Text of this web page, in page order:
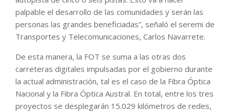
palpable el desarrollo de las comunidades y serán las
personas las grandes beneficiadas”, señaló el seremi de
Transportes y Telecomunicaciones, Carlos Navarrete.
De esta manera, la FOT se suma a las otras dos
carreteras digitales impulsadas por el gobierno durante
la actual administración, tal es el caso de la Fibra Óptica
Nacional y la Fibra Óptica Austral. En total, entre los tres
proyectos se desplegarán 15.029 kilómetros de redes,